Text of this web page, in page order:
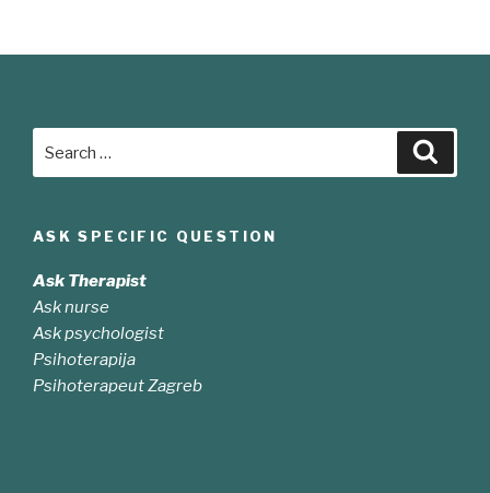
ASK SPECIFIC QUESTION
Ask Therapist
Ask nurse
Ask psychologist
Psihoterapija
Psihoterapeut Zagreb